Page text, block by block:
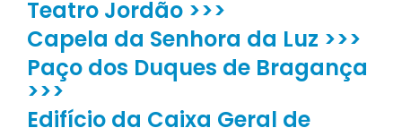
Teatro Jordão >>>
Capela da Senhora da Luz >>>
Paço dos Duques de Bragança
>>>
Edifício da Caixa Geral de